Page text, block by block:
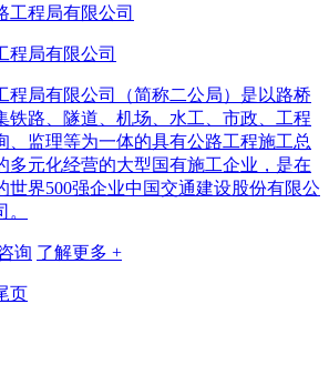
程局有限公司
程局有限公司（简称二公局）是以路桥
铁路、隧道、机场、水工、市政、工程
、监理等为一体的具有公路工程施工总
多元化经营的大型国有施工企业，是在
世界500强企业中国交通建设股份有限公
询 了解更多 +
页